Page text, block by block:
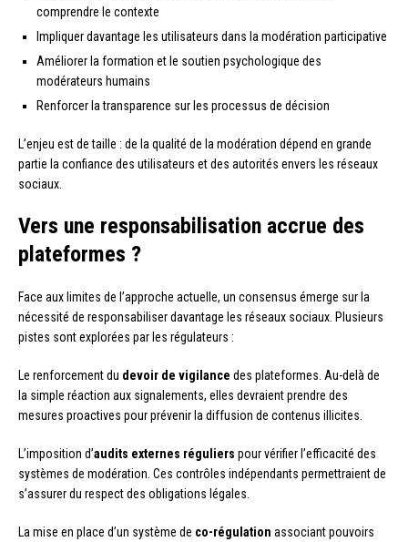
comprendre le contexte
Impliquer davantage les utilisateurs dans la modération participative
Améliorer la formation et le soutien psychologique des
modérateurs humains
Renforcer la transparence sur les processus de décision
L’enjeu est de taille : de la qualité de la modération dépend en grande
partie la confiance des utilisateurs et des autorités envers les réseaux
sociaux.
Vers une responsabilisation accrue des
plateformes ?
Face aux limites de l’approche actuelle, un consensus émerge sur la
nécessité de responsabiliser davantage les réseaux sociaux. Plusieurs
pistes sont explorées par les régulateurs :
Le renforcement du devoir de vigilance des plateformes. Au-delà de
la simple réaction aux signalements, elles devraient prendre des
mesures proactives pour prévenir la diffusion de contenus illicites.
L’imposition d’audits externes réguliers pour vérifier l’efficacité des
systèmes de modération. Ces contrôles indépendants permettraient de
s’assurer du respect des obligations légales.
La mise en place d’un système de co-régulation associant pouvoirs